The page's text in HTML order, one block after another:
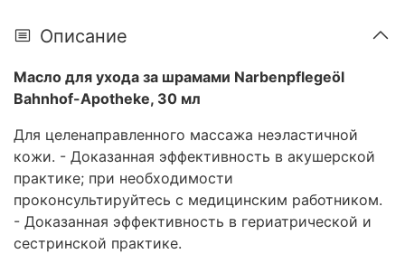
Описание
Масло для ухода за шрамами Narbenpflegeöl
Bahnhof-Apotheke, 30 мл
Для целенаправленного массажа неэластичной
кожи. - Доказанная эффективность в акушерской
практике; при необходимости
проконсультируйтесь с медицинским работником.
- Доказанная эффективность в гериатрической и
сестринской практике.